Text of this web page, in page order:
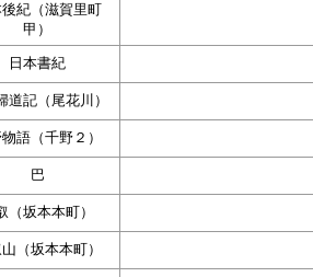
後紀（滋賀里町
甲）
日本書紀
道記（尾花川）
語（千野２）
巴
（坂本本町）
（坂本本町）